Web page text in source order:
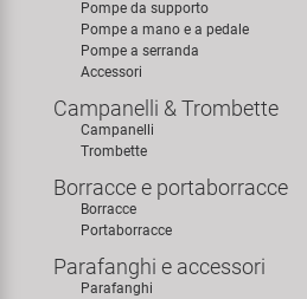
Pompe da supporto
Pompe a mano e a pedale
Pompe a serranda
Accessori
Campanelli & Trombette
Campanelli
Trombette
Borracce e portaborracce
Borracce
Portaborracce
Parafanghi e accessori
Parafanghi